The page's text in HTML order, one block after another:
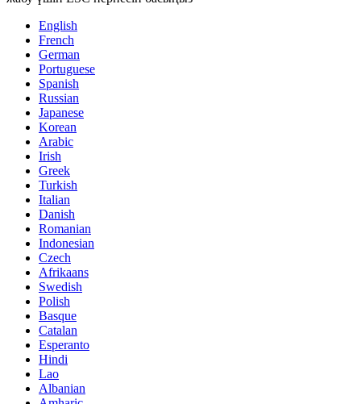
English
French
German
Portuguese
Spanish
Russian
Japanese
Korean
Arabic
Irish
Greek
Turkish
Italian
Danish
Romanian
Indonesian
Czech
Afrikaans
Swedish
Polish
Basque
Catalan
Esperanto
Hindi
Lao
Albanian